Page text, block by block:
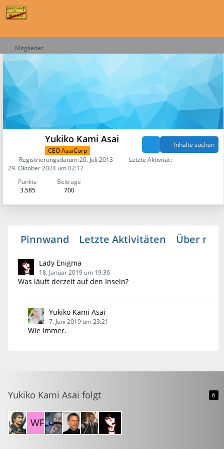
Mitglieder
Yukiko Kami Asai
CEO AsaiCorp
Punkte
3.585
Beiträge
700
Inhalte suchen
Registrierungsdatum 20. Juli 2013
Letzte Aktivität
29. Oktober 2024 um 02:17
Pinnwand Letzte Aktivitäten Über
Lady Enigma
18. Januar 2019 um 19:36
Was läuft derzeit auf den Inseln?
Yukiko Kami Asai
7. Juni 2019 um 23:21
Wie immer.
Yukiko Kami Asai folgt 6